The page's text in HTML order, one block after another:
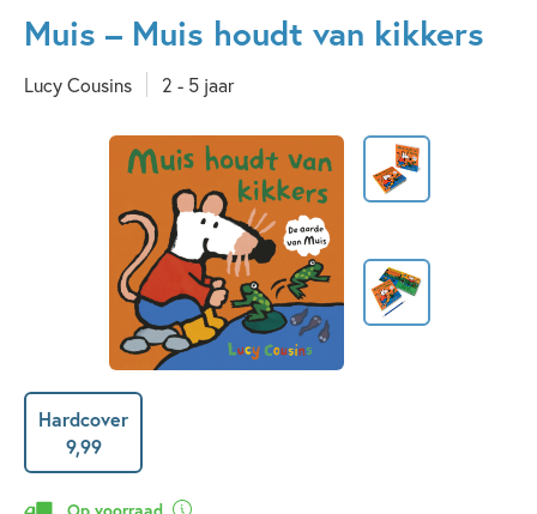
uitgevers
Muis – Muis houdt van kikkers
Lucy Cousins 2 - 5 jaar
Hardcover
9,99